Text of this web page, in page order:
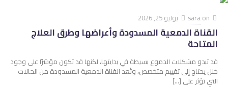
saraon يوليو 25, 2026
القناة الدمعية المسدودة وأعراضها وطرق العلاج
المتاحة
قد تبدو مشكلات الدموع بسيطة في بدايتها، لكنها قد تكون مؤشرًا على وجود
خلل يحتاج إلى تقييم متخصص، وتُعد القناة الدمعية المسدودة من الحالات
التي تؤثر على […]